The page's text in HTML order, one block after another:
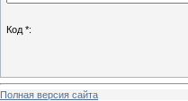
Код *:
Полная версия сайта